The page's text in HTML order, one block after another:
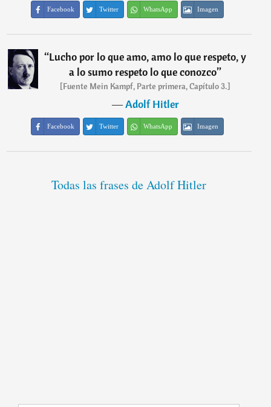
Facebook Twitter WhatsApp Imagen
“Lucho por lo que amo, amo lo que respeto, y
a lo sumo respeto lo que conozco”
[Fuente Mein Kampf, Parte primera, Capítulo 3.]
―Adolf Hitler
Facebook Twitter WhatsApp Imagen
Todas las frases de Adolf Hitler